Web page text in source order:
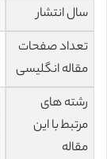
سال انتشار
تعداد صفحات
مقاله انگلیسی
رشته های
مرتبط با این
مقاله